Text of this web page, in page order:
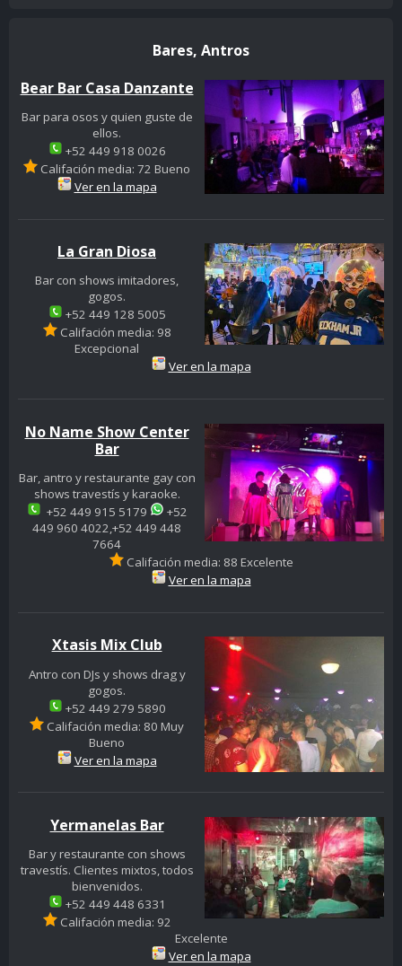
Bares, Antros
Bear Bar Casa Danzante
Bar para osos y quien guste de
ellos.
+52 449 918 0026
Califación media: 72 Bueno
Ver en la mapa
La Gran Diosa
Bar con shows imitadores,
gogos.
+52 449 128 5005
Califación media: 98
Excepcional
Ver en la mapa
No Name Show Center
Bar
Bar, antro y restaurante gay con
shows travestís y karaoke.
+52 449 915 5179
+52
449 960 4022,+52 449 448
7664
Califación media: 88 Excelente
Ver en la mapa
Xtasis Mix Club
Antro con DJs y shows drag y
gogos.
+52 449 279 5890
Califación media: 80 Muy
Bueno
Ver en la mapa
Yermanelas Bar
Bar y restaurante con shows
travestís. Clientes mixtos, todos
bienvenidos.
+52 449 448 6331
Califación media: 92
Excelente
Ver en la mapa